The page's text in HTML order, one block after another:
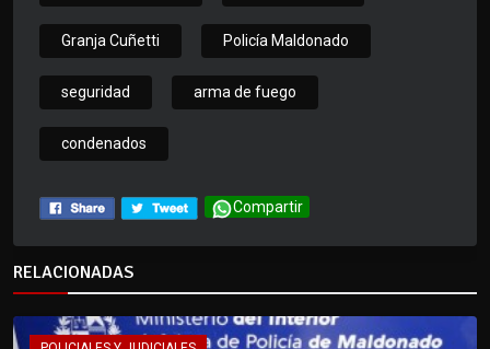
Granja Cuñetti Policía Maldonado
seguridad arma de fuego
condenados
Compartir
RELACIONADAS